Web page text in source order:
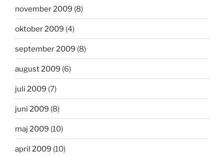
november 2009 (8)
oktober 2009 (4)
september 2009 (8)
august 2009 (6)
juli 2009 (7)
juni 2009 (8)
maj 2009 (10)
april 2009 (10)